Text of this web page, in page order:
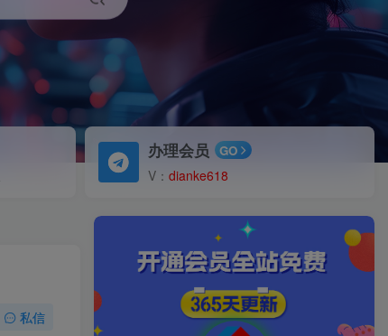
办理会员 GO
V： dianke618
私信